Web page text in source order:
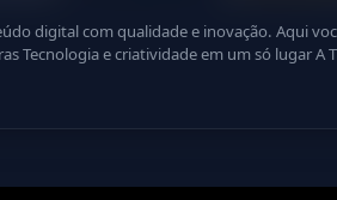
Aqui você encontra: Programação dinâmica